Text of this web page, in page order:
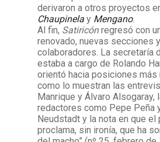
derivaron a otros proyectos
Chaupinela y Mengano.
Al fin, Satiricónregresó con
renovado, nuevas secciones
colaboradores. La secretaría
estaba a cargo de Rolando
orientó hacia posiciones más
como lo muestran las
Manrique y Álvaro Alsogaray,
redactores como Pepe Peña
Neudstadt y la nota en que el
proclama, sin ironía, que ha